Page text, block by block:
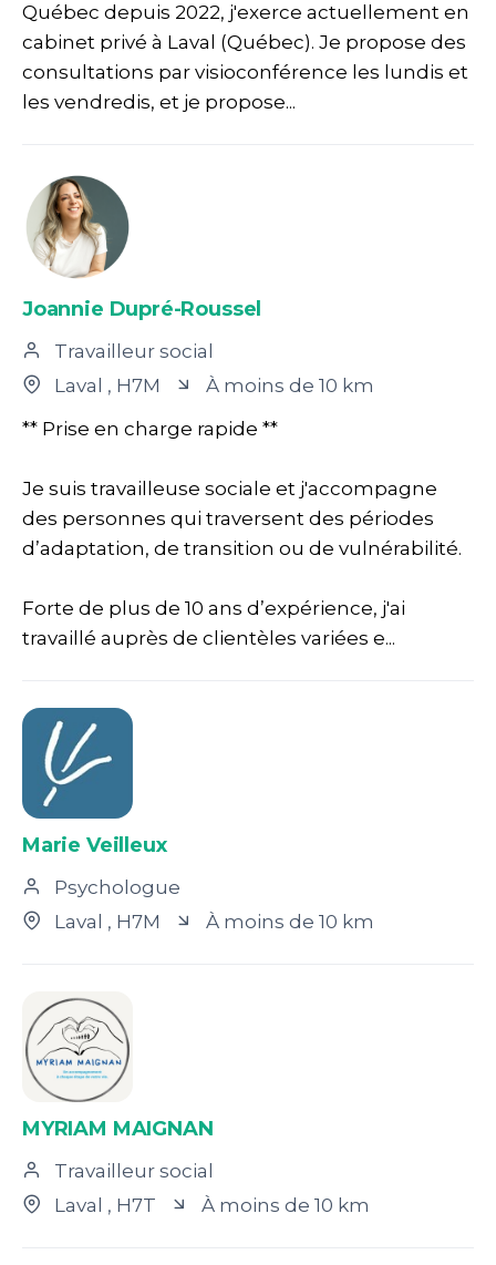
Québec depuis 2022, j'exerce actuellement en
cabinet privé à Laval (Québec). Je propose des
consultations par visioconférence les lundis et
les vendredis, et je propose...
Joannie Dupré-Roussel
Travailleur social
Laval , H7M
À moins de 10 km
** Prise en charge rapide **
Je suis travailleuse sociale et j'accompagne
des personnes qui traversent des périodes
d’adaptation, de transition ou de vulnérabilité.
Forte de plus de 10 ans d’expérience, j'ai
travaillé auprès de clientèles variées e...
Marie Veilleux
Psychologue
Laval , H7M À moins de 10 km
MYRIAM MAIGNAN
Travailleur social
Laval , H7T À moins de 10 km